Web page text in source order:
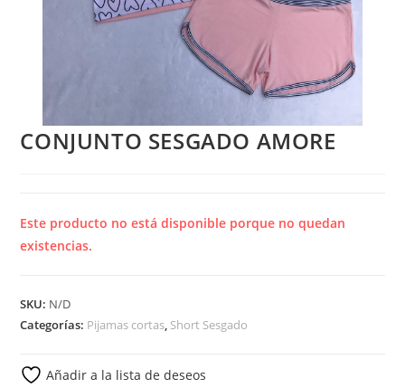
CONJUNTO SESGADO AMORE
Este producto no está disponible porque no quedan
existencias.
SKU: N/D
Categorías: Pijamas cortas, Short Sesgado
Añadir a la lista de deseos